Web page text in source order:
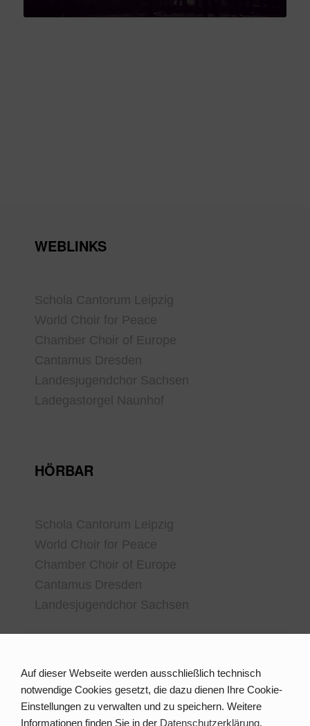
Auf dieser Webseite werden ausschließlich technisch
notwendige Cookies gesetzt, die dazu dienen Ihre Cookie-
Einstellungen zu verwalten und zu speichern. Weitere
Informationen finden Sie in der Datenschutzerklärung.
WEBLINKS
Schola Cantorum Leipzig
World Choir for Peace
Chamber Choir of Europe
Cantamus Dresden
Landesjugendchor Sachsen
Ladegastorgel Naunhof
HÖRBAR
Schola Cantorum Leipzig
World Choir for Peace
Chamber Choir of Europe
Cantamus Dresden
Landesjugendchor Sachsen
KONTAKT